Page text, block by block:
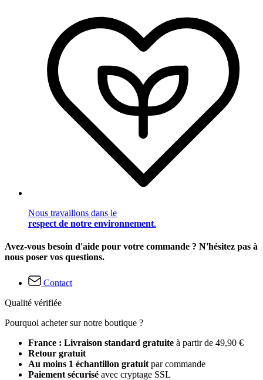
Nous travaillons dans le
respect de notre environnement.
Avez-vous besoin d'aide pour votre commande ? N'hésitez pas à
nous poser vos questions.
Contact
Qualité vérifiée
Pourquoi acheter sur notre boutique ?
France : Livraison standard gratuite à partir de 49,90 €
Retour gratuit
Au moins 1 échantillon gratuit par commande
Paiement sécurisé avec cryptage SSL